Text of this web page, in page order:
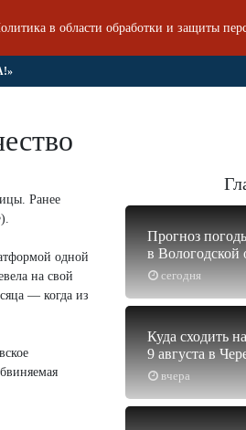
в области обработки и защиты
Ранее
одной
на свой
— когда из
сегодня
Прогноз
в Вологодской
вчера
Куда сходить
9 августа в